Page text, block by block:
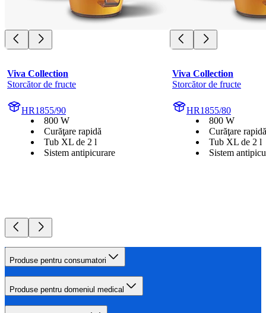
Viva Collection
Storcător de fructe
HR1855/90
800 W
Curăţare rapidă
Tub XL de 2 l
Sistem antipicurare
Viva Collection
Storcător de fructe
HR1855/80
800 W
Curăţare rapidă
Tub XL de 2 l
Sistem
Produse pentru consumatori
Produse pentru domeniul medical